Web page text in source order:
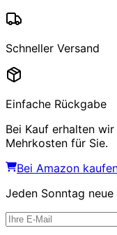
Schneller Versand
Einfache Rückgabe
Bei Kauf erhalten
Mehrkosten für Sie.
Bei Amazon
Jeden Sonntag